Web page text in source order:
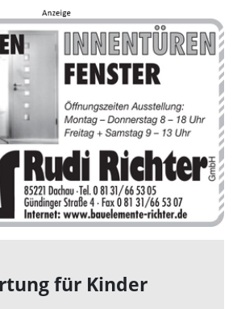
für Kinder